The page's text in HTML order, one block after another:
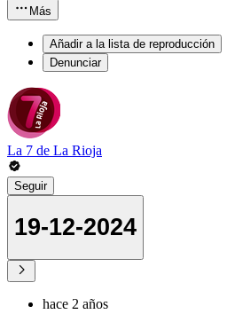
Más
Añadir a la lista de reproducción
Denunciar
La 7 de La Rioja
Seguir
19-12-2024
hace 2 años